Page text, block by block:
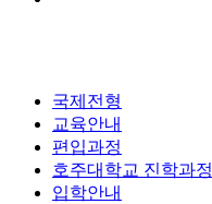
국제전형
교육안내
편입과정
호주대학교 진학과정
입학안내